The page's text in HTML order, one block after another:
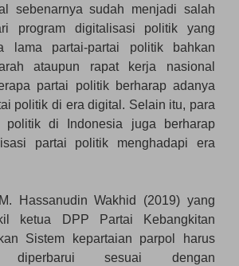
sebenarnya sudah menjadi salah
program digitalisasi politik yang
lama partai-partai politik bahkan
ataupun rapat kerja nasional
partai politik berharap adanya
politik di era digital. Selain itu, para
politik di Indonesia juga berharap
partai politik menghadapi era
Hassanudin Wakhid (2019) yang
ketua DPP Partai Kebangkitan
Sistem kepartaian parpol harus
diperbarui sesuai dengan